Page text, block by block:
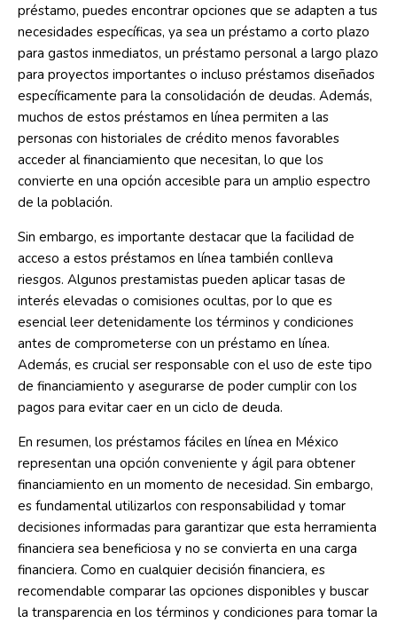
préstamo, puedes encontrar opciones que se adapten a tus
necesidades específicas, ya sea un préstamo a corto plazo
para gastos inmediatos, un préstamo personal a largo plazo
para proyectos importantes o incluso préstamos diseñados
específicamente para la consolidación de deudas. Además,
muchos de estos préstamos en línea permiten a las
personas con historiales de crédito menos favorables
acceder al financiamiento que necesitan, lo que los
convierte en una opción accesible para un amplio espectro
de la población.
Sin embargo, es importante destacar que la facilidad de
acceso a estos préstamos en línea también conlleva
riesgos. Algunos prestamistas pueden aplicar tasas de
interés elevadas o comisiones ocultas, por lo que es
esencial leer detenidamente los términos y condiciones
antes de comprometerse con un préstamo en línea.
Además, es crucial ser responsable con el uso de este tipo
de financiamiento y asegurarse de poder cumplir con los
pagos para evitar caer en un ciclo de deuda.
En resumen, los préstamos fáciles en línea en México
representan una opción conveniente y ágil para obtener
financiamiento en un momento de necesidad. Sin embargo,
es fundamental utilizarlos con responsabilidad y tomar
decisiones informadas para garantizar que esta herramienta
financiera sea beneficiosa y no se convierta en una carga
financiera. Como en cualquier decisión financiera, es
recomendable comparar las opciones disponibles y buscar
la transparencia en los términos y condiciones para tomar la